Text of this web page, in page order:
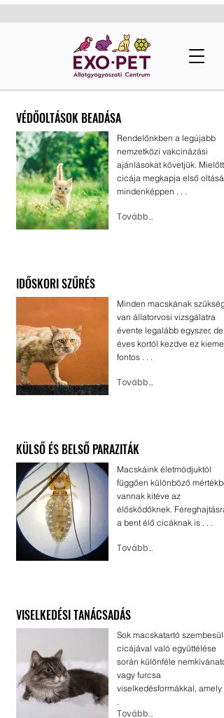
VÉDŐOLTÁSOK BEADÁSA
Rendelőnkben a legújabb
nemzetközi vakcinázási
ajánlásokat követjük. Mielőtt
cicája megkapja első oltását,
mindenképpen . . .
Tovább...
IDŐSKORI SZŰRÉS
Minden macskának szüksége
van állatorvosi vizsgálatra
évente legalább egyszer, de 7
éves kortól kezdve ez kiemelt
fontos . . .
Tovább...
KÜLSŐ ÉS BELSŐ PARAZITÁK
Macskáink életmódjuktól
függően különböző
vannak kitéve az
élősködőknek. Féreghajtásra
a bent élő cicáknak is . . .
Tovább...
VISELKEDÉSI TANÁCSADÁS
Sok macskatartó szembesül
cicájával való együttélése
során különféle
vagy furcsa
viselkedésformákkal, amely . .
.
Tovább...